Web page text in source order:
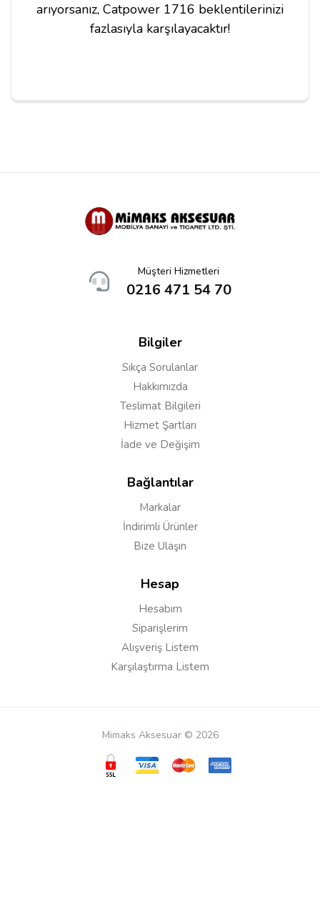
arıyorsanız, Catpower 1716 beklentilerinizi
fazlasıyla karşılayacaktır!
Yorumu Gönder
Müşteri Hizmetleri
0216 471 54 70
Bilgiler
Sıkça Sorulanlar
Hakkımızda
Teslimat Bilgileri
Hizmet Şartları
İade ve Değişim
Bağlantılar
Markalar
İndirimli Ürünler
Bize Ulaşın
Hesap
Hesabım
Siparişlerim
Alışveriş Listem
Karşılaştırma Listem
Mimaks Aksesuar © 2026